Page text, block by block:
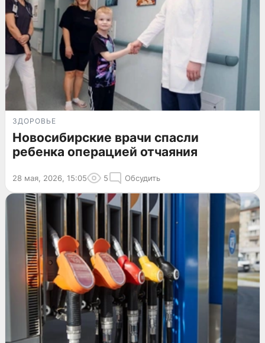
ЗДОРОВЬЕ
Новосибирские врачи спасли
ребенка операцией отчаяния
28 мая, 2026, 15:05 5 Обсудить